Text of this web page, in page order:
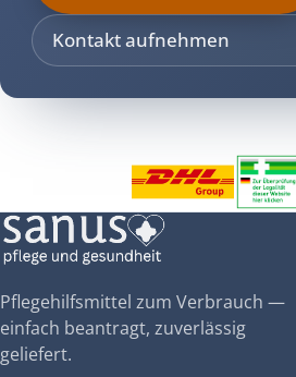
Kontakt aufnehmen
Pflegehilfsmittel zum Verbrauch —
einfach beantragt, zuverlässig
geliefert.